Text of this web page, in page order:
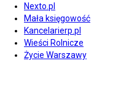
Nexto.pl
Mała księgowość
Kancelarierp.pl
Wieści Rolnicze
Życie Warszawy